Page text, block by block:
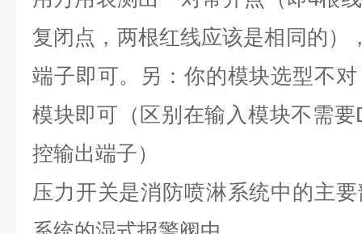
复闭点，两根红线应该是相同的）
端子即可。
另：你的模块选型不
模块即可（区别在输入模块不需
控输出端子）
压力开关是消防喷淋系统中的主